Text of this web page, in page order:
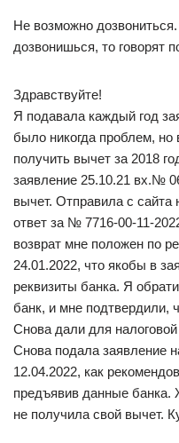
Не возможно
дозвонишься, то говорят
Здравствуйте!
Я подавала каждый год
было никогда проблем, но
получить вычет за 2018
заявление 25.10.21 вх.№
вычет. Отправила с сайта
ответ за № 7716-00-11-
возврат мне положен по
24.01.2022, что якобы в
реквизиты банка. Я
банк, и мне подтвердили,
Снова дали для
Снова подала заявление
12.04.2022, как
предъявив данные
не получила свой вычет.